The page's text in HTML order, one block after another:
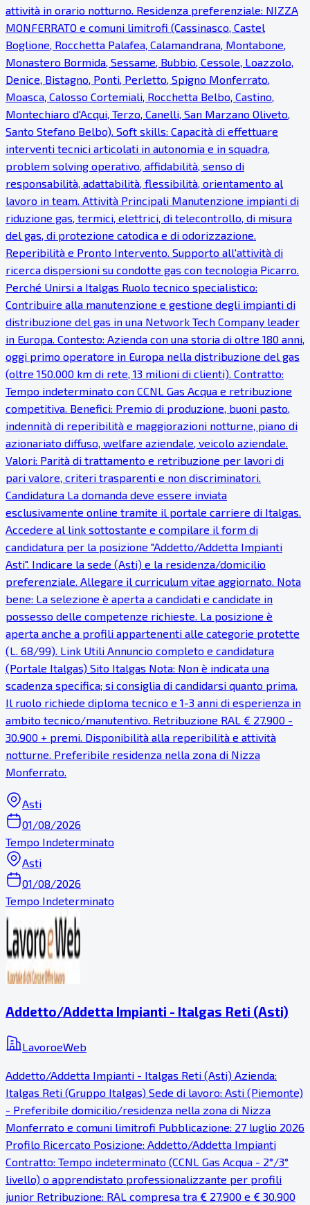
attività in orario notturno. Residenza preferenziale: NIZZA
MONFERRATO e comuni limitrofi (Cassinasco, Castel
Boglione, Rocchetta Palafea, Calamandrana, Montabone,
Monastero Bormida, Sessame, Bubbio, Cessole, Loazzolo,
Denice, Bistagno, Ponti, Perletto, Spigno Monferrato,
Moasca, Calosso Cortemiali, Rocchetta Belbo, Castino,
Montechiaro d'Acqui, Terzo, Canelli, San Marzano Oliveto,
Santo Stefano Belbo). Soft skills: Capacità di effettuare
interventi tecnici articolati in autonomia e in squadra,
problem solving operativo, affidabilità, senso di
responsabilità, adattabilità, flessibilità, orientamento al
lavoro in team. Attività Principali Manutenzione impianti di
riduzione gas, termici, elettrici, di telecontrollo, di misura
del gas, di protezione catodica e di odorizzazione.
Reperibilità e Pronto Intervento. Supporto all'attività di
ricerca dispersioni su condotte gas con tecnologia Picarro.
Perché Unirsi a Italgas Ruolo tecnico specialistico:
Contribuire alla manutenzione e gestione degli impianti di
distribuzione del gas in una Network Tech Company leader
in Europa. Contesto: Azienda con una storia di oltre 180 anni,
oggi primo operatore in Europa nella distribuzione del gas
(oltre 150.000 km di rete, 13 milioni di clienti). Contratto:
Tempo indeterminato con CCNL Gas Acqua e retribuzione
competitiva. Benefici: Premio di produzione, buoni pasto,
indennità di reperibilità e maggiorazioni notturne, piano di
azionariato diffuso, welfare aziendale, veicolo aziendale.
Valori: Parità di trattamento e retribuzione per lavori di
pari valore, criteri trasparenti e non discriminatori.
Candidatura La domanda deve essere inviata
esclusivamente online tramite il portale carriere di Italgas.
Accedere al link sottostante e compilare il form di
candidatura per la posizione "Addetto/Addetta Impianti
Asti". Indicare la sede (Asti) e la residenza/domicilio
preferenziale. Allegare il curriculum vitae aggiornato. Nota
bene: La selezione è aperta a candidati e candidate in
possesso delle competenze richieste. La posizione è
aperta anche a profili appartenenti alle categorie protette
(L. 68/99). Link Utili Annuncio completo e candidatura
(Portale Italgas) Sito Italgas Nota: Non è indicata una
scadenza specifica; si consiglia di candidarsi quanto prima.
Il ruolo richiede diploma tecnico e 1-3 anni di esperienza in
ambito tecnico/manutentivo. Retribuzione RAL € 27.900 -
30.900 + premi. Disponibilità alla reperibilità e attività
notturne. Preferibile residenza nella zona di Nizza
Monferrato.
Asti
01/08/2026
Tempo Indeterminato
Asti
01/08/2026
Tempo Indeterminato
Addetto/Addetta Impianti - Italgas Reti (Asti)
LavoroeWeb
Addetto/Addetta Impianti - Italgas Reti (Asti) Azienda:
Italgas Reti (Gruppo Italgas) Sede di lavoro: Asti (Piemonte)
- Preferibile domicilio/residenza nella zona di Nizza
Monferrato e comuni limitrofi Pubblicazione: 27 luglio 2026
Profilo Ricercato Posizione: Addetto/Addetta Impianti
Contratto: Tempo indeterminato (CCNL Gas Acqua - 2°/3°
livello) o apprendistato professionalizzante per profili
junior Retribuzione: RAL compresa tra € 27.900 e € 30.900